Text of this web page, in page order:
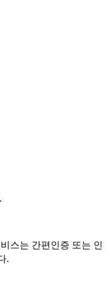
스는 간편인증 또는 인
.